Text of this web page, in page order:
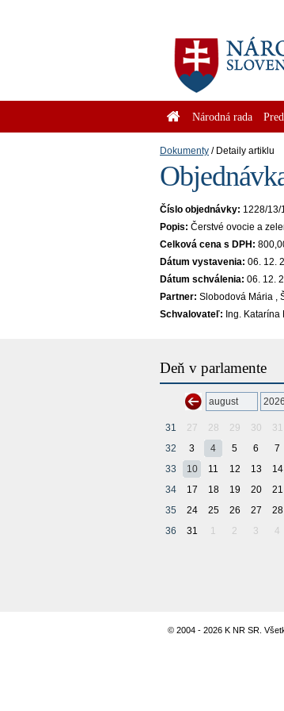
Národná rada
Dokumenty Detaily artiklu
Číslo objednávky: 1228/13/
Popis: Čerstvé ovocie a
Celková cena s DPH:
Dátum vystavenia: 06. 12.
Dátum schválenia: 06. 12.
Partner: Slobodová Mária ,
Schvalovateľ: Ing.
Deň v parlamente
31 27 28 29 30 31
32
3 4 5 6 7
33
10 11 12 13 14
34
17 18 19 20 21
35
24 25 26 27 28
36
31 1 2 3 4
© 2004 - 2026 K NR SR.